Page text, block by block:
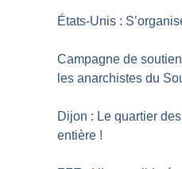
États-Unis :
Campagne de
les anarchistes du
Dijon : Le quartier
entière !